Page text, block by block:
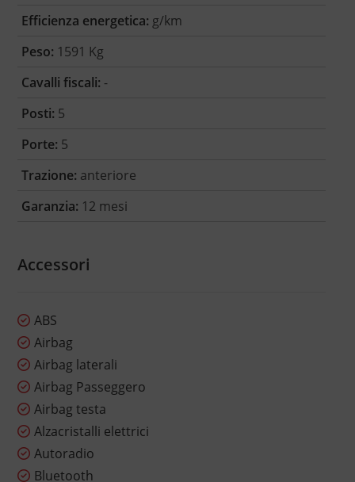
Efficienza energetica: g/km
Peso: 1591 Kg
Cavalli fiscali: -
Posti: 5
Porte: 5
Trazione: anteriore
Garanzia: 12 mesi
Accessori
ABS
Airbag
Airbag laterali
Airbag Passeggero
Airbag testa
Alzacristalli elettrici
Autoradio
Bluetooth